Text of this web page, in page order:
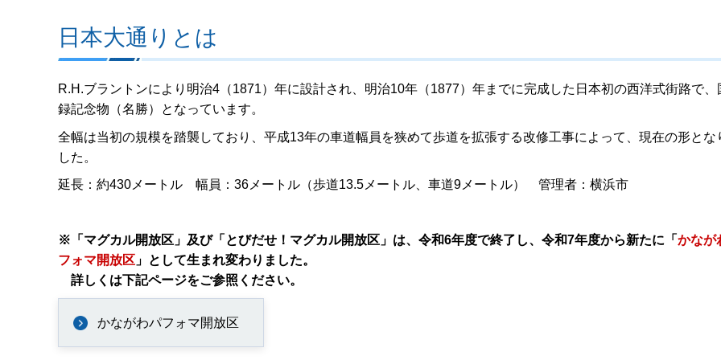
日本大通りとは
R.H.ブラントンにより明治4（1871）年に設計され、明治10年（1877）年までに完成した日本初の西洋式街路で、
録記念物（名勝）となっています。
全幅は当初の規模を踏襲しており、平成13年の車道幅員を狭めて歩道を拡張する改修工事によって、現在の形とな
した。
延長：約430メートル 幅員：36メートル（歩道13.5メートル、車道9メートル） 管理者：横浜市
※「マグカル開放区」及び「とびだせ！マグカル開放区」は、令和6年度で終了し、令和7年度から新たに「 かなが
フォマ開放区 」として生まれ変わりました。
詳しくは下記ページをご参照ください。
かながわパフォマ開放区